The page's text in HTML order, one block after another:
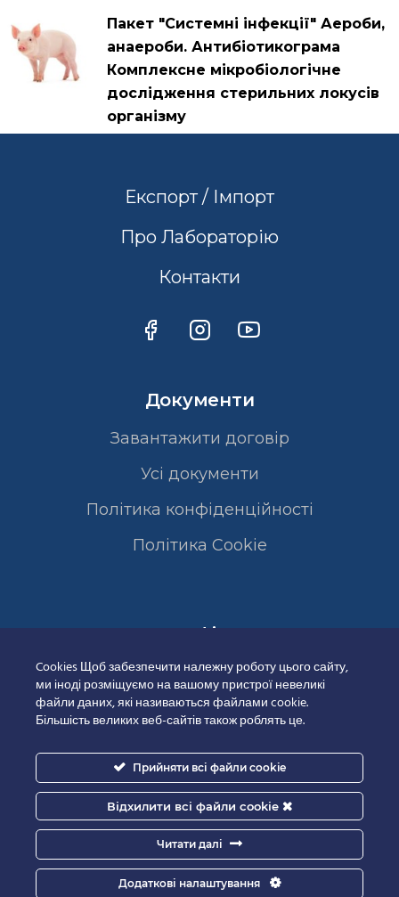
Пакет "Системні інфекції" Аероби,
анаероби. Антибіотикограма
Комплексне мікробіологічне
дослідження стерильних локусів
організму
Експорт / Імпорт
Про Лабораторію
Контакти
Документи
Завантажити договір
Усі документи
Політика конфіденційності
Полiтика Cookie
Сертифікати
Good-IT.com.ua for Biolights - All rights reserved.
Cookies Щоб забезпечити належну роботу цього сайту,
ми іноді розміщуємо на вашому пристрої невеликі
файли даних, які називаються файлами cookie.
Більшість великих веб-сайтів також роблять це.
Прийняти всі файли cookie
Відхилити всі файли cookie
Читати далі
Додаткові налаштування